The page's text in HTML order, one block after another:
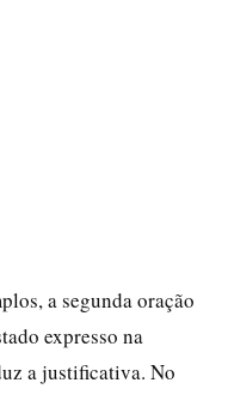
a segunda oração
expresso na
a justificativa. No